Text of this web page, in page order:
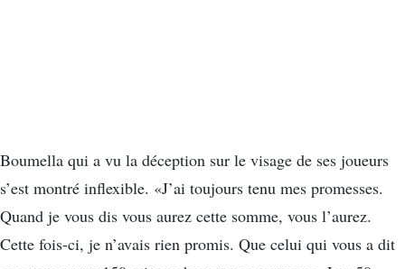
Boumella qui a vu la déception sur le visage de ses joueurs
s’est montré inflexible. «J’ai toujours tenu mes promesses.
Quand je vous dis vous aurez cette somme, vous l’aurez.
Cette fois-ci, je n’avais rien promis. Que celui qui vous a dit